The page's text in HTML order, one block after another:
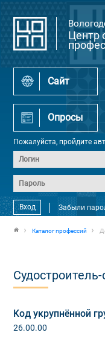
Центр
Сайт
Опросы
Пожалуйста, пройдите
Вход Забыли
Каталог профессий
Код укрупнённой
26.00.00